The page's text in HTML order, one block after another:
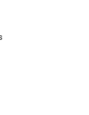
1280x800 (WXGA) số